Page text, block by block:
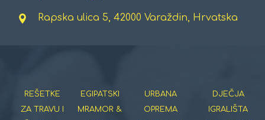
Rapska ulica 5, 42000 Varaždin, Hrvatska
REŠETKE
ZA TRAVU I
EGIPATSKI
MRAMOR &
URBANA
OPREMA
DJEČJA
IGRALIŠTA